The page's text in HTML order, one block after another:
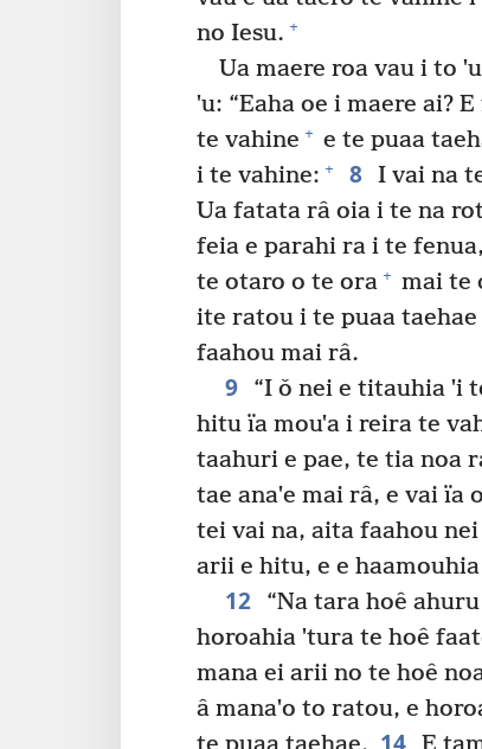
no Iesu. +
Ua maere roa vau i to
ˈu: “Eaha oe i maere ai?
te vahine + e te puaa
i te vahine: + 8 I vai na
Ua fatata râ oia i te na
feia e parahi ra i te
te otaro o te ora + mai te
ite ratou i te puaa
faahou mai râ.
9 “I ǒ nei e titauhia ˈi
hitu ïa mouˈa i reira te
taahuri e pae, te tia noa
tae anaˈe mai râ, e vai ïa
tei vai na, aita faahou
arii e hitu, e e
12
“Na tara hoê
horoahia ˈtura te hoê
mana ei arii no te hoê
â manaˈo to ratou, e
14